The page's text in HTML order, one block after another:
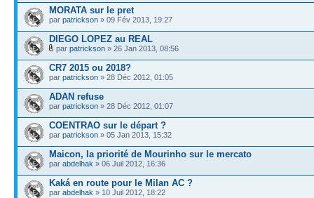
MORATA sur le pret
par patrickson » 09 Fév 2013, 19:27
DIEGO LOPEZ au REAL
par patrickson » 26 Jan 2013, 08:56
CR7 2015 ou 2018?
par patrickson » 28 Déc 2012, 01:05
ADAN refuse
par patrickson » 28 Déc 2012, 01:07
COENTRAO sur le départ ?
par patrickson » 05 Jan 2013, 15:32
Maicon, la priorité de Mourinho sur le mercato
par abdelhak » 06 Juil 2012, 16:36
Kaká en route pour le Milan AC ?
par abdelhak » 10 Juil 2012, 18:22